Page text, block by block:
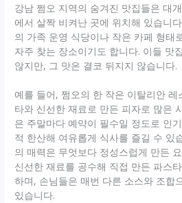
강남 쩜오 지역의 숨겨진 맛집들은 대
에서 살짝 비켜난 곳에 위치해 있습니
의 가족 운영 식당이나 작은 카페 형태
자주 찾는 장소이기도 합니다. 이들 맛
않지만, 그 맛은 결코 뒤지지 않습니다.
예를 들어, 쩜오의 한 작은 이탈리안
타와 신선한 재료로 만든 피자로 많은
은 주말마다 예약이 필수일 정도로 인
적 한산해 여유롭게 식사를 즐길 수 있
의 매력은 무엇보다 정성스럽게 만든
신선한 재료를 공수해 직접 만든 파스
하며, 손님들은 매번 다른 소스와 조합
있습니다.